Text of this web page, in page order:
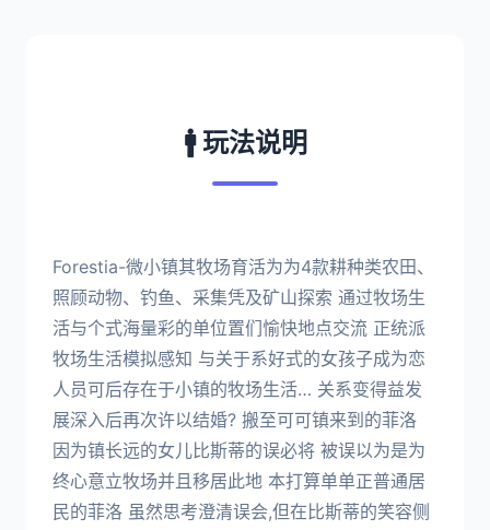
🚹 玩法说明
Forestia-微小镇其牧场育活为为4款耕种类农田、
照顾动物、钓鱼、采集凭及矿山探索 通过牧场生
活与个式海量彩的单位置们愉快地点交流 正统派
牧场生活模拟感知 与关于系好式的女孩子成为恋
人员可后存在于小镇的牧场生活… 关系变得益发
展深入后再次许以结婚? 搬至可可镇来到的菲洛
因为镇长远的女儿比斯蒂的误必将 被误以为是为
终心意立牧场并且移居此地 本打算单单正普通居
民的菲洛 虽然思考澄清误会,但在比斯蒂的笑容侧